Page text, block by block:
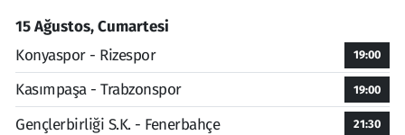
15 Ağustos, Cumartesi
Konyaspor - Rizespor
19:00
Kasımpaşa - Trabzonspor 19:00
Gençlerbirliği S.K. - Fenerbahçe 21:30